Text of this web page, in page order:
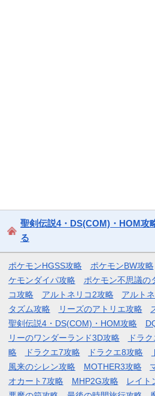
聖剣伝説4・DS(COM)・HOM攻
る
ポケモンHGSS攻略 ポケモンBW攻略
ケモンダイパ攻略
ポケモン不思議の
コ攻略
アルトネリコ2攻略 アルト
タズム攻略
リーズのアトリエ攻略
聖剣伝説4・DS(COM)・HOM攻略
リーのワンダーランド3D攻略
ドラ
略
ドラクエ7攻略 ドラクエ8攻略
風来のシレン攻略
MOTHER3攻略
オカート7攻略
MHP2G攻略
レイト